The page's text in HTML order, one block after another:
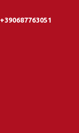
+390687763051